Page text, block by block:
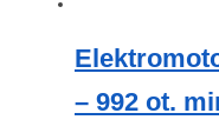
– 992 ot.